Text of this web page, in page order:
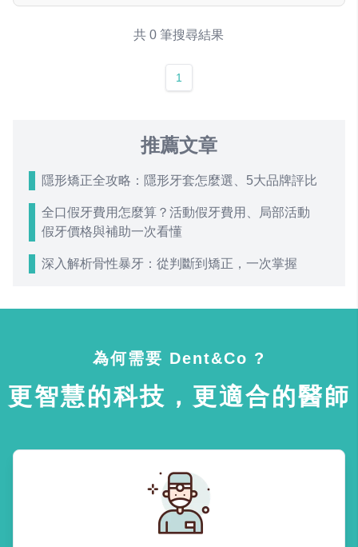
共 0 筆搜尋結果
1
推薦文章
隱形矯正全攻略：隱形牙套怎麼選、5大品牌評比
全口假牙費用怎麼算？活動假牙費用、局部活動
假牙價格與補助一次看懂
深入解析骨性暴牙：從判斷到矯正，一次掌握
為何需要 Dent&Co ?
更智慧的科技，更適合的醫師